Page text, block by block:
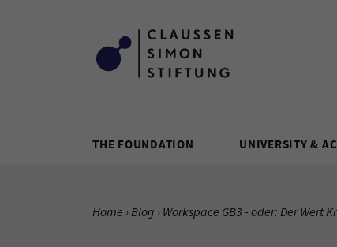
THE FOUNDATION UNIVERSITY &
YOU ARE HERE:
Home Blog Current Page:
Workspace GB3 - oder: Der Wert